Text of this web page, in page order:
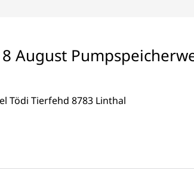
8 August
Tödi Tierfehd 8783 Linthal